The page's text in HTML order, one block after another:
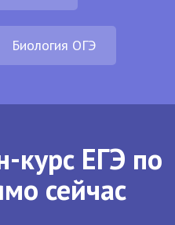
Биология ОГЭ
курс ЕГЭ по
сейчас